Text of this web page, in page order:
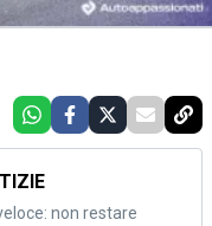
non restare